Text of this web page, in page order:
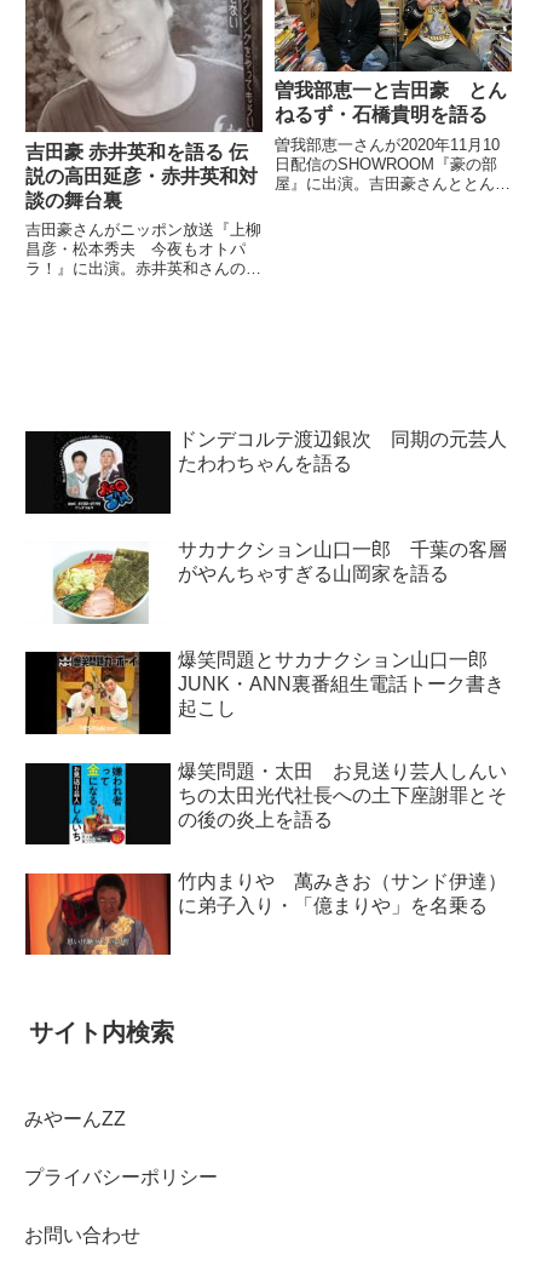
吉田豪 赤井英和を語る 伝
説の高田延彦・赤井英和対
談の舞台裏
吉田豪さんがニッポン放送『上柳
昌彦・松本秀夫 今夜もオトパ
ラ！』に出演。赤井英和さんの素
曽我部恵一と吉田豪 とん
ねるず・石橋貴明を語る
曽我部恵一さんが2020年11月10
日配信のSHOWROOM『豪の部
屋』に出演。吉田豪さんととんね
ドンデコルテ渡辺銀次 同期の元芸人
たわわちゃんを語る
サカナクション山口一郎 千葉の客層
がやんちゃすぎる山岡家を語る
爆笑問題とサカナクション山口一郎
JUNK・ANN裏番組生電話トーク書き
起こし
爆笑問題・太田 お見送り芸人しんい
ちの太田光代社長への土下座謝罪とそ
の後の炎上を語る
竹内まりや 萬みきお（サンド伊達）
に弟子入り・「億まりや」を名乗る
サイト内検索
みやーんZZ
プライバシーポリシー
お問い合わせ